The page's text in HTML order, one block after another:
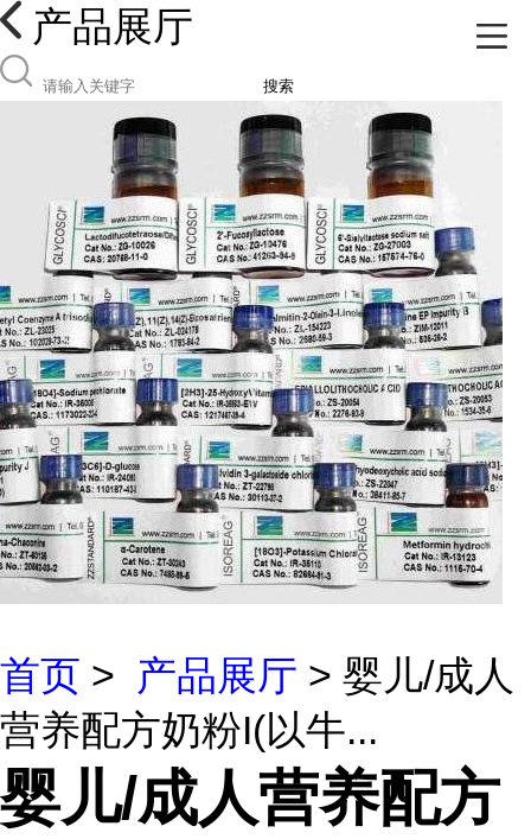
产品展厅
搜索
首页 > 产品展厅 > 婴儿/成人
营养配方奶粉I(以牛...
婴儿/成人营养配方